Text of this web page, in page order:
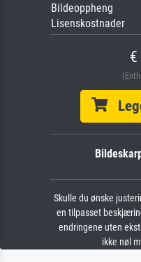
Bildeoppheng
Lisenskostnader
Skulle du ønske
en tilpasset
endringene uten
ikke nøl